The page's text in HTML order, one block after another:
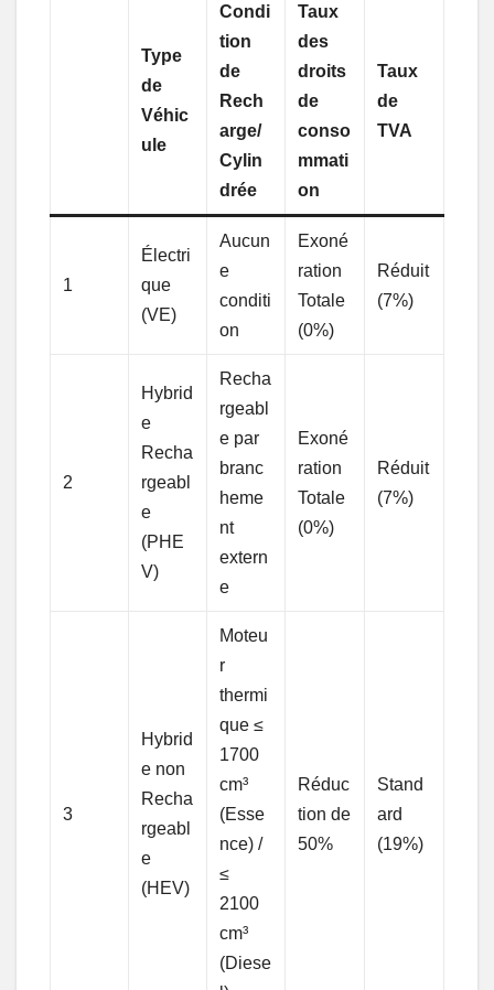
Type
de
Véhic
ule
Condi
tion
de
Rech
arge/
Cylin
drée
Taux
des
droits
de
conso
mmati
on
Taux
de
TVA
1
Électri
que
(VE)
Aucun
e
conditi
on
Exoné
ration
Totale
(0%)
Réduit
(7%)
2
Hybrid
e
Recha
rgeabl
e
(PHE
V)
Recha
rgeabl
e par
branc
heme
nt
extern
e
Exoné
ration
Totale
(0%)
Réduit
(7%)
3
Hybrid
e non
Recha
rgeabl
e
(HEV)
Moteu
r
thermi
que ≤
1700
cm³
(Esse
nce) /
≤
2100
cm³
(Diese
Réduc
tion de
50%
Stand
ard
(19%)